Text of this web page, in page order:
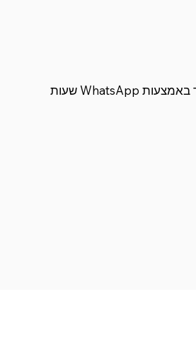
לחווית לקוח יוצאת דופן ומותאמת אישית, צור קשר באמצעות WhatsApp שעות